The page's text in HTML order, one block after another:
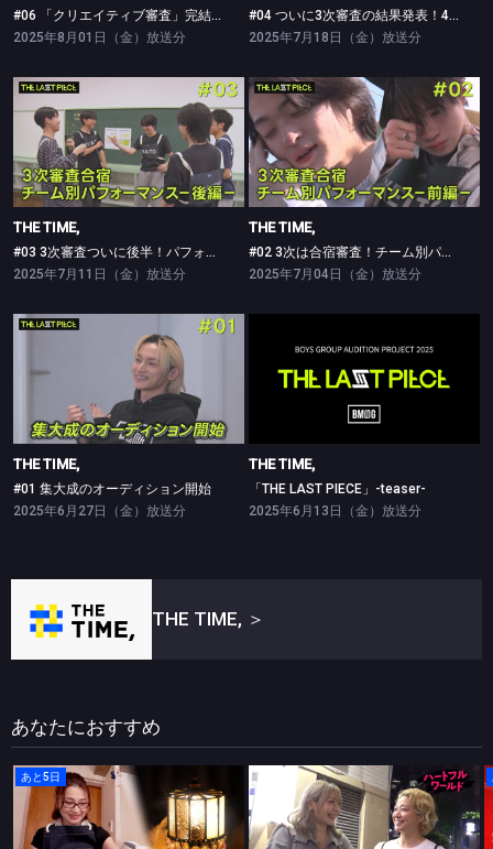
#06 「クリエイティブ審査」完結！涙の通過者発表
2025年8月01日（金）放送分
#04 ついに3次審査の結果発表！4次審査に進むのは誰？
2025年7月18日（金）放送分
THE TIME,
#03 3次審査ついに後半！パフォーマンスをたっぷり
THE TIME,
#03 3次審査ついに後半！パフォーマンスをたっぷり
2025年7月11日（金）放送分
THE TIME,
#02 3次は合宿審査！チーム別パフォーマンス前編
THE TIME,
#02 3次は合宿審査！チーム別パフォーマンス前編
2025年7月04日（金）放送分
THE TIME,
#01 集大成のオーディション開始
THE TIME,
#01 集大成のオーディション開始
2025年6月27日（金）放送分
THE TIME,
THE TIME,
「THE LAST PIECE」-teaser-
2025年6月13日（金）放送分
THE TIME, ＞
あなたにおすすめ
あと5日
ララLIFE
ハートフルワールド